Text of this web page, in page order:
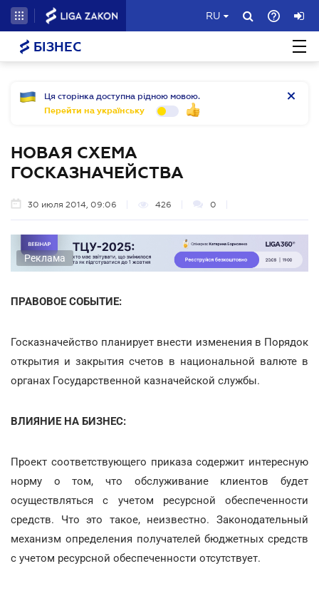
RU
БІЗНЕС
Ця сторінка доступна рідною мовою.
Перейти на українську
НОВАЯ СХЕМА
ГОСКАЗНАЧЕЙСТВА
30 июля 2014, 09:06 426 0
Реклама
ПРАВОВОЕ СОБЫТИЕ:
Госказначейство планирует внести изменения в Порядок
открытия и закрытия счетов в национальной валюте в
органах Государственной казначейской службы.
ВЛИЯНИЕ НА БИЗНЕС:
Проект соответствующего приказа содержит интересную
норму о том, что обслуживание клиентов будет
осуществляться с учетом ресурсной обеспеченности
средств. Что это такое, неизвестно. Законодательный
механизм определения получателей бюджетных средств
с учетом ресурсной обеспеченности отсутствует.